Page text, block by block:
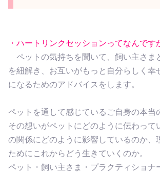
・ハートリンクセッションってなんです
ペットの気持ちを聞いて、飼い主さま
を紐解き、お互いがもっと自分らしく幸
になるためのアドバイスをします。
ペットを通して感じているご自身の本当
その想いがペットにどのように伝わって
の関係にどのように影響しているのか、
ためにこれからどう生きていくのか。
ペット・飼い主さま・プラクティショナ